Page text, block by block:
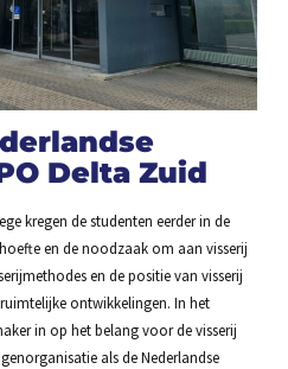
Delta Zuid
kregen de studenten eerder in de
en de noodzaak om aan visserij
en de positie van visserij
ontwikkelingen. In het
in op het belang voor de visserij
als de Nederlandse